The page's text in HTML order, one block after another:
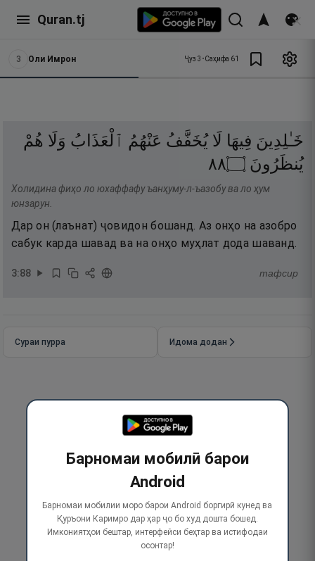
Quran.tj
3 Оли Имрон Ҷуз 3 •Саҳифа 61
خَـٰلِدِينَ فِيهَا لَا يُخَفَّفُ عَنْهُمُ ٱلْعَذَابُ وَلَا هُمْ
يُنظَرُونَ ۝٨٨
Холидина фиҳо ло юхаффафу ъанҳуму-л-ъазобу ва ло ҳум
юнзарун.
Дар он (лаънат) ҷовидон бошанд. Аз онҳо на азобро
сабук карда шавад ва на онҳо муҳлат дода шаванд.
3:88 тафсир
Сураи пурра Идома додан
Барномаи мобилӣ барои
Android
Барномаи мобилии моро барои Android боргирӣ кунед ва
Қуръони Каримро дар ҳар ҷо бо худ дошта бошед.
Имкониятҳои бештар, интерфейси беҳтар ва истифодаи
осонтар!